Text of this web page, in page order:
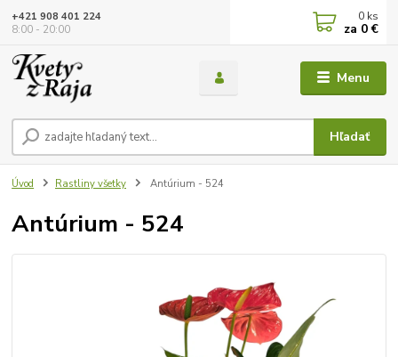
Menu
Hľadať
+421 908 401 224
8:00 - 20:00
0 ks
za 0 €
Úvod Rastliny všetky Antúrium - 524
Antúrium - 524